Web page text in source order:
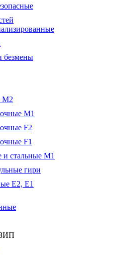
безмены
М2
М1
F2
F1
и стальные М1
гири
E2, Е1